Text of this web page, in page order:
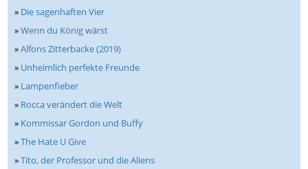
» Die sagenhaften Vier
»Wenn du König wärst
»Alfons Zitterbacke (2019)
» Unheimlich perfekte Freunde
» Lampenfieber
» Rocca verändert die Welt
» Kommissar Gordon und Buffy
»The Hate U Give
»Tito, der Professor und die Aliens